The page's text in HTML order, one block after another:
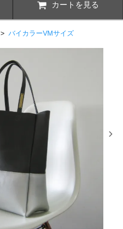
カートを見る
> バイカラーVMサイズ